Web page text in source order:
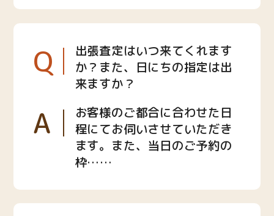
Q
出張査定はいつ来てくれます
か？また、日にちの指定は出
来ますか？
A
お客様のご都合に合わせた日
程にてお伺いさせていただき
ます。また、当日のご予約の
枠……